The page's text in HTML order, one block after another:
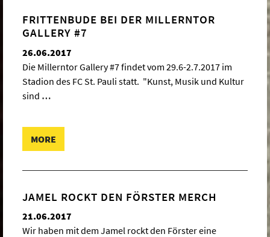
FRITTENBUDE BEI DER MILLERNTOR
GALLERY #7
26.06.2017
Die Millerntor Gallery #7 findet vom 29.6-2.7.2017 im
Stadion des FC St. Pauli statt. "Kunst, Musik und Kultur
sind …
MORE
JAMEL ROCKT DEN FÖRSTER MERCH
21.06.2017
Wir haben mit dem Jamel rockt den Förster eine